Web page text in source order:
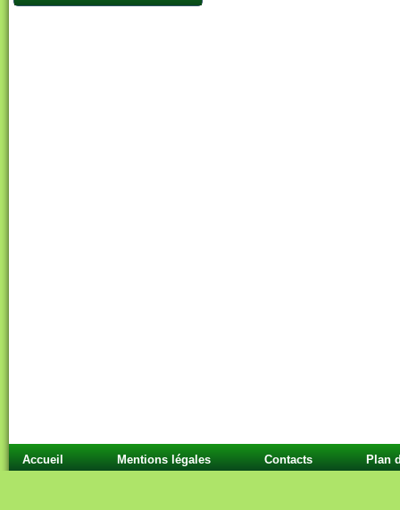
Accueil Mentions légales Contacts Plan